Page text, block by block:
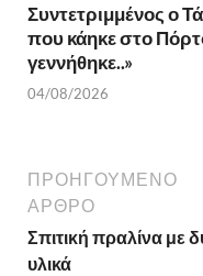
Συντετριμμένος ο
που κάηκε στο
γεννήθηκε..»
04/08/2026
ΠΡΟΗΓΟΎΜΕΝΟ
ΆΡΘΡΟ
Σπιτική πραλίνα με
υλικά